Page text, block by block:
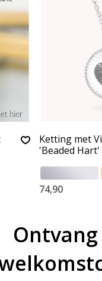
Ketting met
'Beaded Hart'
74,90